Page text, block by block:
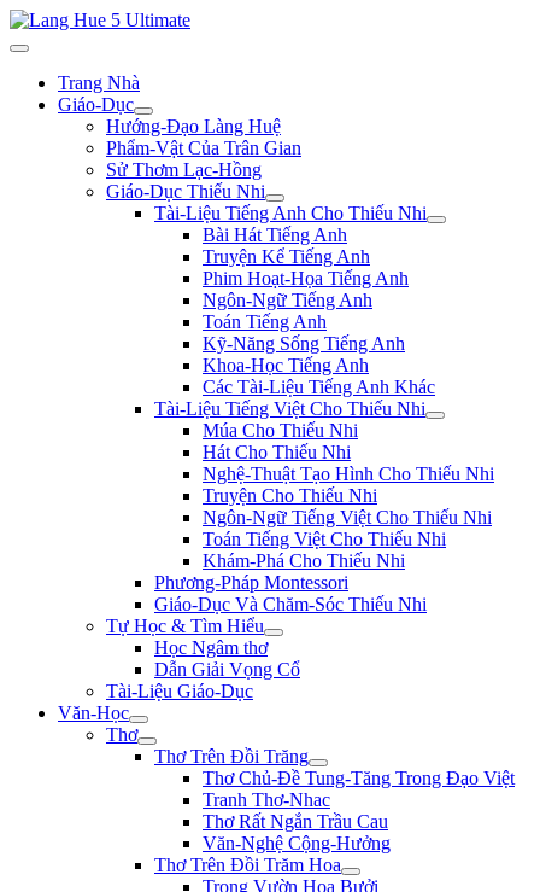
Trang Nhà
Giáo-Dục
Hướng-Đạo Làng Huệ
Phẩm-Vật Của Trân Gian
Sử Thơm Lạc-Hồng
Giáo-Dục Thiếu Nhi
Tài-Liệu Tiếng Anh Cho Thiếu Nhi
Bài Hát Tiếng Anh
Truyện Kể Tiếng Anh
Phim Hoạt-Họa Tiếng Anh
Ngôn-Ngữ Tiếng Anh
Toán Tiếng Anh
Kỹ-Năng Sống Tiếng Anh
Khoa-Học Tiếng Anh
Các Tài-Liệu Tiếng Anh Khác
Tài-Liệu Tiếng Việt Cho Thiếu Nhi
Múa Cho Thiếu Nhi
Hát Cho Thiếu Nhi
Nghệ-Thuật Tạo Hình Cho Thiếu Nhi
Truyện Cho Thiếu Nhi
Ngôn-Ngữ Tiếng Việt Cho Thiếu Nhi
Toán Tiếng Việt Cho Thiếu Nhi
Khám-Phá Cho Thiếu Nhi
Phương-Pháp Montessori
Giáo-Dục Và Chăm-Sóc Thiếu Nhi
Tự Học & Tìm Hiểu
Học Ngâm thơ
Dẫn Giải Vọng Cổ
Tài-Liệu Giáo-Dục
Văn-Học
Thơ
Thơ Trên Đồi Trăng
Thơ Chủ-Đề Tung-Tăng Trong Đạo Việt
Tranh Thơ-Nhac
Thơ Rất Ngắn Trầu Cau
Văn-Nghệ Cộng-Hưởng
Thơ Trên Đồi Trăm Hoa
Trong Vườn Hoa Bưởi